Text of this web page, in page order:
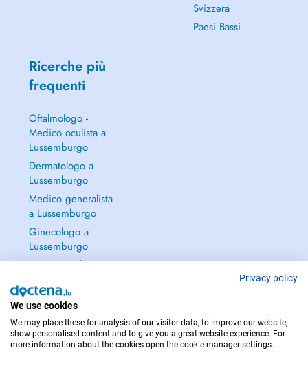
Svizzera
Paesi Bassi
Ricerche più
frequenti
Oftalmologo -
Medico oculista a
Lussemburgo
Dermatologo a
Lussemburgo
Medico generalista
a Lussemburgo
Ginecologo a
Lussemburgo
Continua a leggere
PER LE URGENZE, CONSULTARE : 112
Privacy policy
We use cookies
We may place these for analysis of our visitor data, to improve our website,
show personalised content and to give you a great website experience. For
more information about the cookies open the cookie manager settings.